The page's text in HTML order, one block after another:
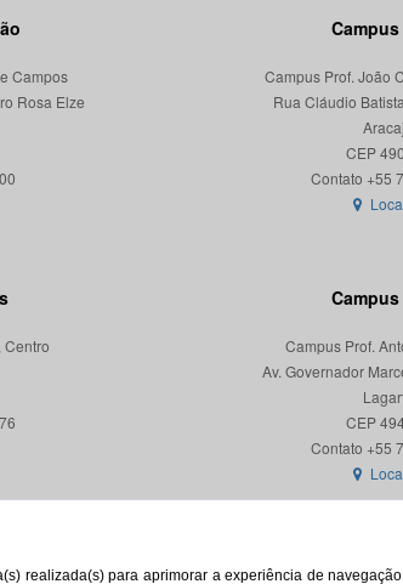
realizada(s) para aprimorar a experiência de
Campos
Rosa Elze
Campus Prof. João
Rua Cláudio
CEP
Centro
Campus Prof.
Av. Governador
CEP